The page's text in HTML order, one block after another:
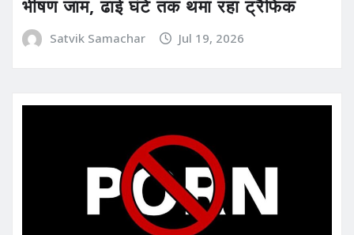
भीषण जाम, ढाई घंटे तक थमा रहा ट्रैफिक
Satvik Samachar Jul 19, 2026